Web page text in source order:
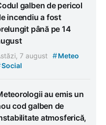
galben de pericol
incendiu a fost
până pe 14
7 august #Meteo
Social
au emis un
cod galben de
atmosferică,